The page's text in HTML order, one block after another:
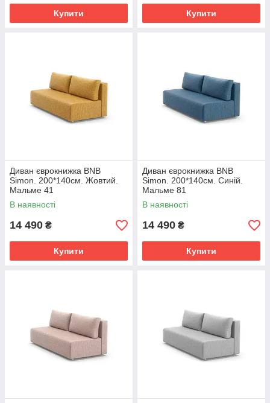
Купити Купити
Диван єврокнижка BNB
Simon. 200*140см. Жовтий.
Мальме 41
В наявності
14 490 ₴
Купити
Диван єврокнижка BNB
Simon. 200*140см. Синій.
Мальме 81
В наявності
14 490 ₴
Купити